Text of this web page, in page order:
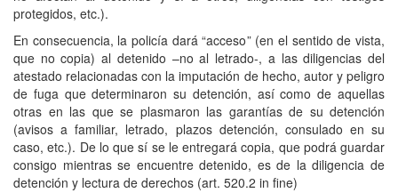
protegidos, etc.).
En consecuencia, la policía dará “acceso” (en el sentido de vista,
que no copia) al detenido –no al letrado-, a las diligencias del
atestado relacionadas con la imputación de hecho, autor y peligro
de fuga que determinaron su detención, así como de aquellas
otras en las que se plasmaron las garantías de su detención
(avisos a familiar, letrado, plazos detención, consulado en su
caso, etc.). De lo que sí se le entregará copia, que podrá guardar
consigo mientras se encuentre detenido, es de la diligencia de
detención y lectura de derechos (art. 520.2 in fine)